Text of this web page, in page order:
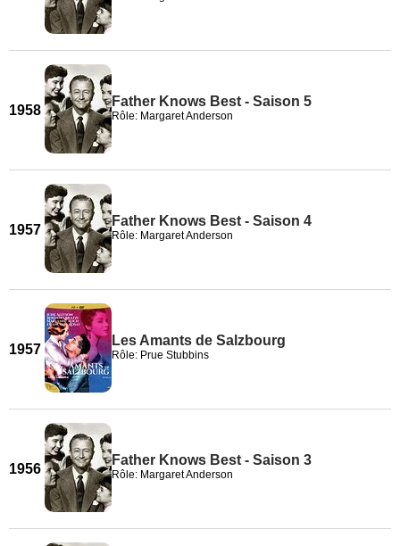
1958
Father Knows Best - Saison 5
Rôle: Margaret Anderson
1957
Father Knows Best - Saison 4
Rôle: Margaret Anderson
1957
Les Amants de Salzbourg
Rôle: Prue Stubbins
1956
Father Knows Best - Saison 3
Rôle: Margaret Anderson